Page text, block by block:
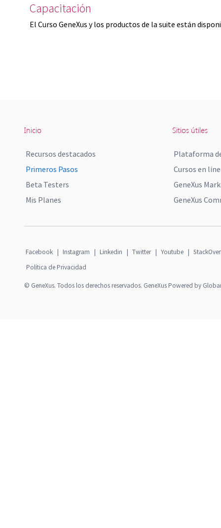
Capacitación
El Curso GeneXus y los productos de la suite están
Inicio
Recursos destacados
Primeros Pasos
Beta Testers
Mis Planes
Sitios útiles
Plataforma
Cursos en
GeneXus
GeneXus
Facebook | Instagram | Linkedin | Twitter | Youtube |
Política de Privacidad
© GeneXus. Todos los derechos reservados. GeneXus Powered by